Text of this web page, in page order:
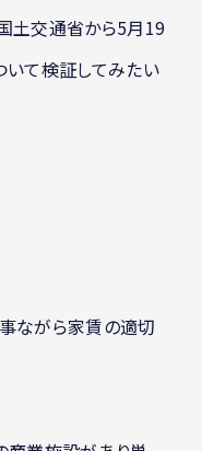
土交通省から5月19
いて検証してみたい
ながら家賃の適切